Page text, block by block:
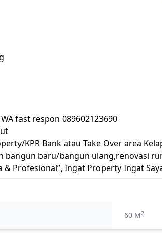
fast respon 089602123690
KPR Bank atau Take Over area
baru/bangun ulang,renovasi
& Profesional”, Ingat Property Ingat
60 M2